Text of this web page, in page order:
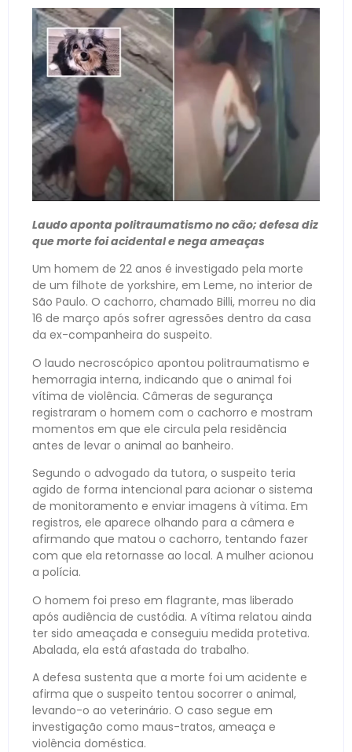
Laudo aponta politraumatismo no cão; defesa diz
que morte foi acidental e nega ameaças
Um homem de 22 anos é investigado pela morte
de um filhote de yorkshire, em Leme, no interior de
São Paulo. O cachorro, chamado Billi, morreu no dia
16 de março após sofrer agressões dentro da casa
da ex-companheira do suspeito.
O laudo necroscópico apontou politraumatismo e
hemorragia interna, indicando que o animal foi
vítima de violência. Câmeras de segurança
registraram o homem com o cachorro e mostram
momentos em que ele circula pela residência
antes de levar o animal ao banheiro.
Segundo o advogado da tutora, o suspeito teria
agido de forma intencional para acionar o sistema
de monitoramento e enviar imagens à vítima. Em
registros, ele aparece olhando para a câmera e
afirmando que matou o cachorro, tentando fazer
com que ela retornasse ao local. A mulher acionou
a polícia.
O homem foi preso em flagrante, mas liberado
após audiência de custódia. A vítima relatou ainda
ter sido ameaçada e conseguiu medida protetiva.
Abalada, ela está afastada do trabalho.
A defesa sustenta que a morte foi um acidente e
afirma que o suspeito tentou socorrer o animal,
levando-o ao veterinário. O caso segue em
investigação como maus-tratos, ameaça e
violência doméstica.